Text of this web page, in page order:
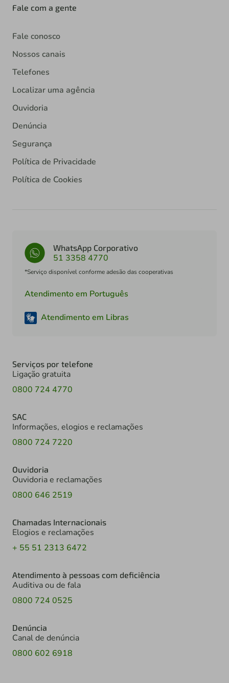
Fale com a gente
Fale conosco
Nossos canais
Telefones
Localizar uma agência
Ouvidoria
Denúncia
Segurança
Política de Privacidade
Política de Cookies
WhatsApp Corporativo
51 3358 4770
*Serviço disponível conforme adesão das cooperativas
Atendimento em Português
Atendimento em Libras
Serviços por telefone
Ligação gratuita
0800 724 4770
SAC
Informações, elogios e reclamações
0800 724 7220
Ouvidoria
Ouvidoria e reclamações
0800 646 2519
Chamadas Internacionais
Elogios e reclamações
+ 55 51 2313 6472
Atendimento à pessoas com deficiência
Auditiva ou de fala
0800 724 0525
Denúncia
Canal de denúncia
0800 602 6918